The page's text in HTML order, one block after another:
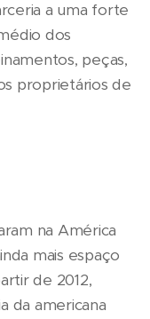
a uma forte
dos
peças,
proprietários de
na América
mais espaço
de 2012,
da americana